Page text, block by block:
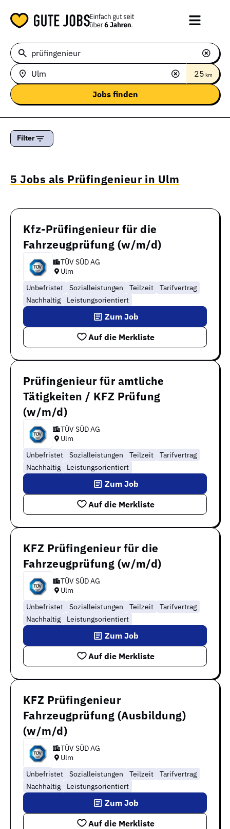
25 km
Filter
5 Jobs als Prüfingenieur in Ulm
Kfz-Prüfingenieur für die
Fahrzeugprüfung (w/m/d)
TÜV SÜD AG
Ulm
Unbefristet
Sozialleistungen Teilzeit
Tarifvertrag
Nachhaltig
Leistungsorientiert
Auf die Merkliste
Zum Job
Prüfingenieur für amtliche
Tätigkeiten / KFZ Prüfung
(w/m/d)
TÜV SÜD AG
Ulm
Unbefristet
Sozialleistungen Teilzeit
Tarifvertrag
Nachhaltig
Leistungsorientiert
Auf die Merkliste
Zum Job
KFZ Prüfingenieur für die
Fahrzeugprüfung (w/m/d)
TÜV SÜD AG
Ulm
Unbefristet
Sozialleistungen Teilzeit
Tarifvertrag
Nachhaltig
Leistungsorientiert
Auf die Merkliste
Zum Job
KFZ Prüfingenieur
Fahrzeugprüfung (Ausbildung)
(w/m/d)
TÜV SÜD AG
Ulm
Unbefristet
Sozialleistungen Teilzeit
Tarifvertrag
Nachhaltig
Leistungsorientiert
Auf die Merkliste
Zum Job